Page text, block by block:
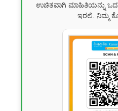
ಉಚಿತವಾಗಿ ಮಾಹಿತಿಯನ್ನು
ಇರಲಿ. ನಿಮ್ಮ